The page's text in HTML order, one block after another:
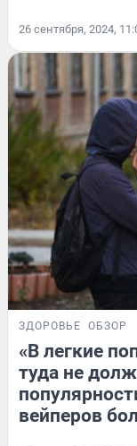
26 сентября, 2024,
ЗДОРОВЬЕ ОБЗОР
«В легкие
туда не
вейперов